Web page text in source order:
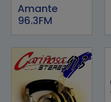
Amante
96.3FM